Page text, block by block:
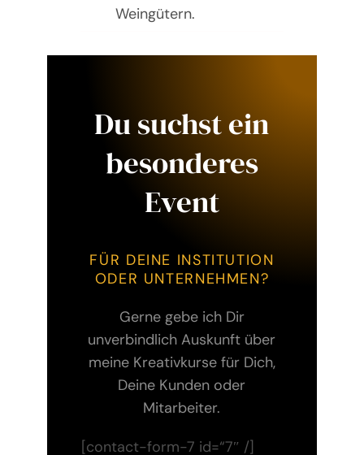
Weingütern.
Du suchst ein
besonderes
Event
FÜR DEINE INSTITUTION
ODER UNTERNEHMEN?
Gerne gebe ich Dir
unverbindlich Auskunft über
meine Kreativkurse für Dich,
Deine Kunden oder
Mitarbeiter.
[contact-form-7 id=“7″ /]